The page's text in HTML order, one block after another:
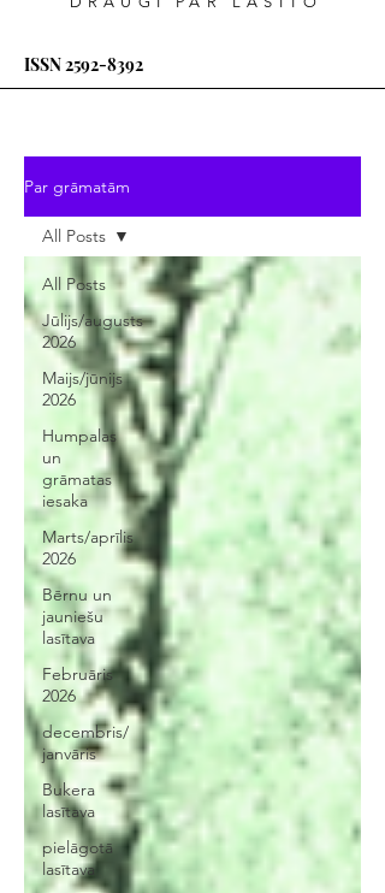
ISSN2592-8392
Par grāmatām
All Posts
Jūlijs/augusts
2026
Maijs/jūnijs
2026
Humpalas
un
grāmatas
iesaka
Marts/aprīlis
2026
Bērnu un
jauniešu
lasītava
Februāris
2026
decembris/
janvāris
Bukera
lasītava
pielāgotā
lasītava
All Posts